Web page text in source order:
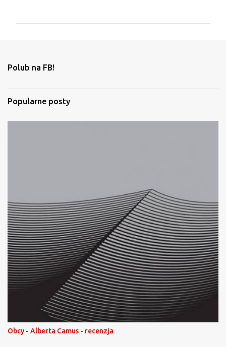
t
r
z
e
Polub na FB!
Popularne posty
Obcy - Alberta Camus - recenzja